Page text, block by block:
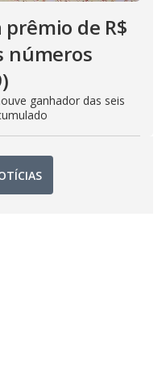
de R$
números
ganhador das seis